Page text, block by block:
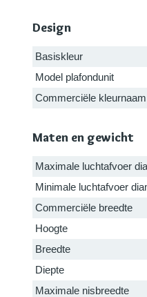
Design
Basiskleur
Model plafondunit
Commerciële kleurnaam
Maten en gewicht
Maximale luchtafvoer
Minimale luchtafvoer
Commerciële breedte
Hoogte
Breedte
Diepte
Maximale nisbreedte